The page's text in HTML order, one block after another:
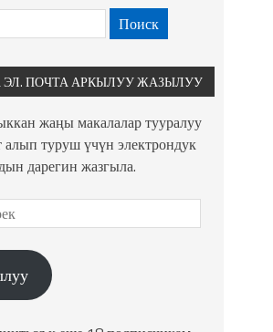
ЭЛ. ПОЧТА АРКЫЛУУ ЖАЗЫЛУУ
жаңы макалалар тууралуу
туруш үчүн электрондук
дарегин жазгыла.